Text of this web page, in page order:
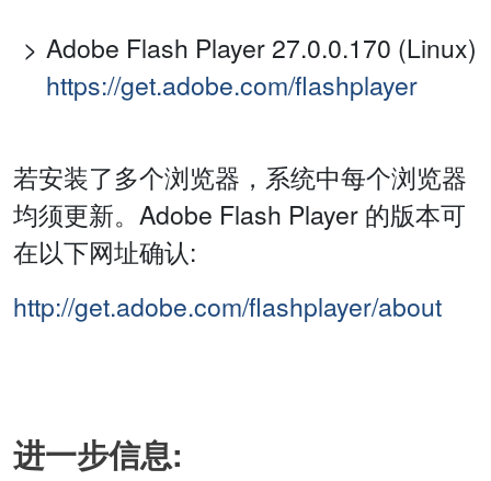
Adobe Flash Player 27.0.0.170 (Linux)
https://get.adobe.com/flashplayer
若安装了多个浏览器，系统中每个浏览器
均须更新。Adobe Flash Player 的版本可
在以下网址确认:
http://get.adobe.com/flashplayer/about
进一步信息: